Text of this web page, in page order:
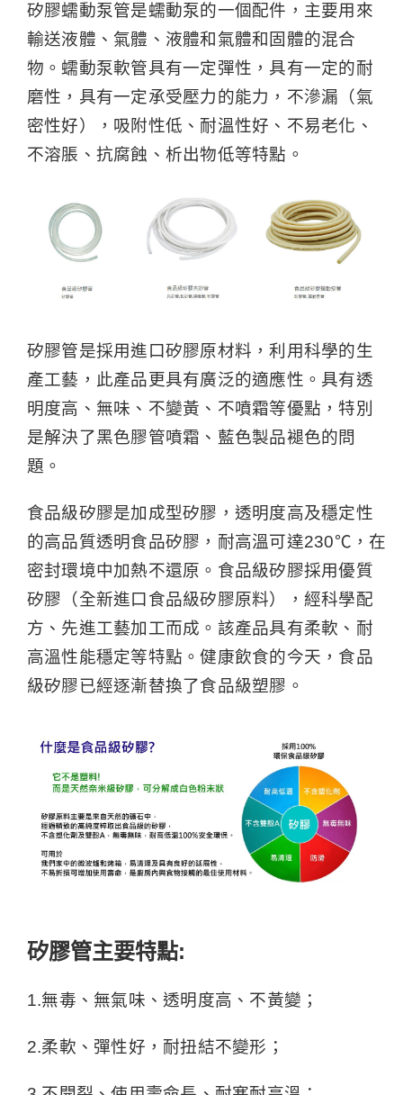
矽膠蠕動泵管是蠕動泵的一個配件，主要用來
輸送液體、氣體、液體和氣體和固體的混合
物。蠕動泵軟管具有一定彈性，具有一定的耐
磨性，具有一定承受壓力的能力，不滲漏（氣
密性好），吸附性低、耐溫性好、不易老化、
不溶脹、抗腐蝕、析出物低等特點。
矽膠管是採用進口矽膠原材料，利用科學的生
產工藝，此產品更具有廣泛的適應性。具有透
明度高、無味、不變黃、不噴霜等優點，特別
是解決了黑色膠管噴霜、藍色製品褪色的問
題。
食品級矽膠是加成型矽膠，透明度高及穩定性
的高品質透明食品矽膠，耐高溫可達230℃，在
密封環境中加熱不還原。食品級矽膠採用優質
矽膠（全新進口食品級矽膠原料），經科學配
方、先進工藝加工而成。該產品具有柔軟、耐
高溫性能穩定等特點。健康飲食的今天，食品
級矽膠已經逐漸替換了食品級塑膠。
矽膠管主要特點:
1.無毒、無氣味、透明度高、不黃變；
2.柔軟、彈性好，耐扭結不變形；